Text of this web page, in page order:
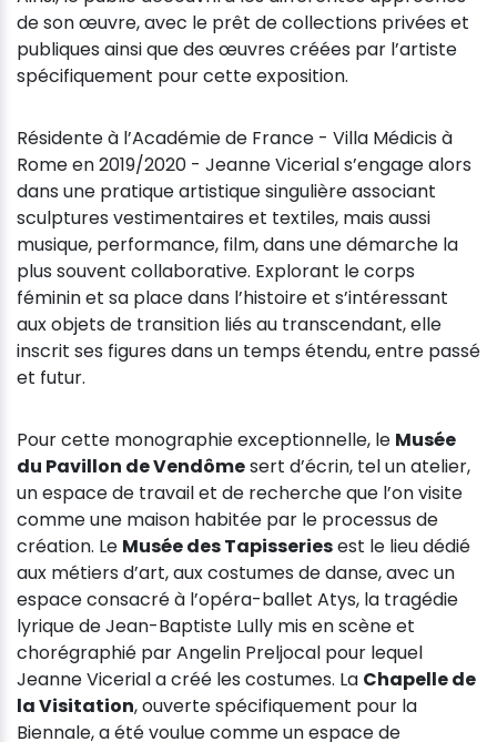
de son œuvre, avec le prêt de collections privées et
publiques ainsi que des œuvres créées par l’artiste
spécifiquement pour cette exposition.
Résidente à l’Académie de France - Villa Médicis à
Rome en 2019/2020 - Jeanne Vicerial s’engage alors
dans une pratique artistique singulière associant
sculptures vestimentaires et textiles, mais aussi
musique, performance, film, dans une démarche la
plus souvent collaborative. Explorant le corps
féminin et sa place dans l’histoire et s’intéressant
aux objets de transition liés au transcendant, elle
inscrit ses figures dans un temps étendu, entre passé
et futur.
Pour cette monographie exceptionnelle, le Musée
du Pavillon de Vendômesert d’écrin, tel un atelier,
un espace de travail et de recherche que l’on visite
comme une maison habitée par le processus de
création. Le Musée des Tapisseriesest le lieu dédié
aux métiers d’art, aux costumes de danse, avec un
espace consacré à l’opéra-ballet Atys, la tragédie
lyrique de Jean-Baptiste Lully mis en scène et
chorégraphié par Angelin Preljocal pour lequel
Jeanne Vicerial a créé les costumes. La Chapelle de
la Visitation, ouverte spécifiquement pour la
Biennale, a été voulue comme un espace de